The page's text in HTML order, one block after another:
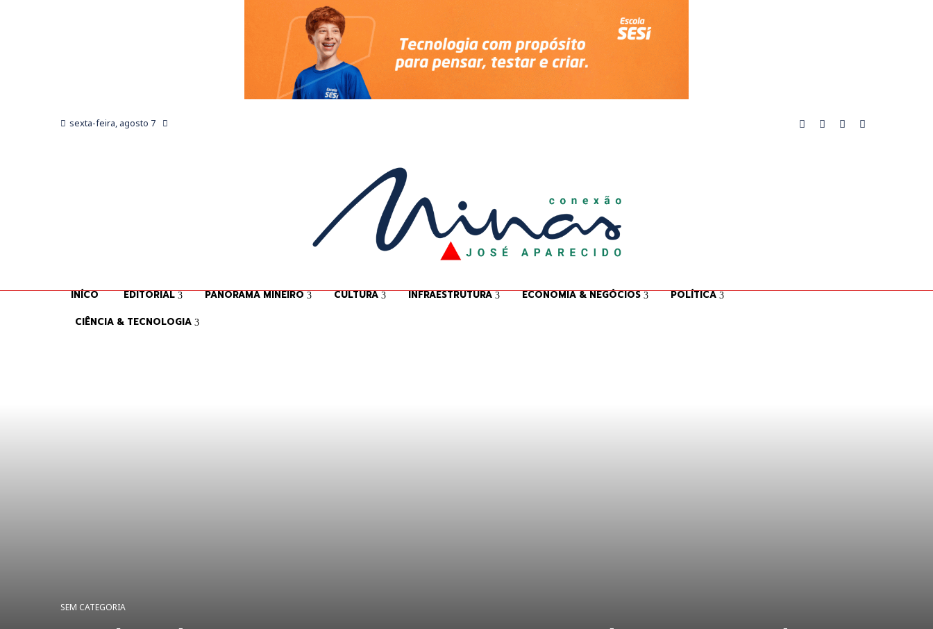
sexta-feira, agosto 7
INÍCO EDITORIAL PANORAMA MINEIRO CULTURA INFRAESTRUTURA ECONOMIA & NEGÓCIOS POLÍTICA
CIÊNCIA & TECNOLOGIA
SEM CATEGORIA